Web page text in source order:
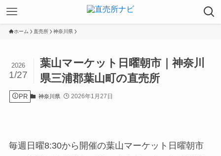
ホーム 直売所 神奈川県
葉山マーケット日曜朝市｜神奈川
県三浦郡葉山町の直売所
2026
1/27
PR 神奈川県 2026年1月27日
毎週日曜8:30から開催の葉山マーケット日曜朝市